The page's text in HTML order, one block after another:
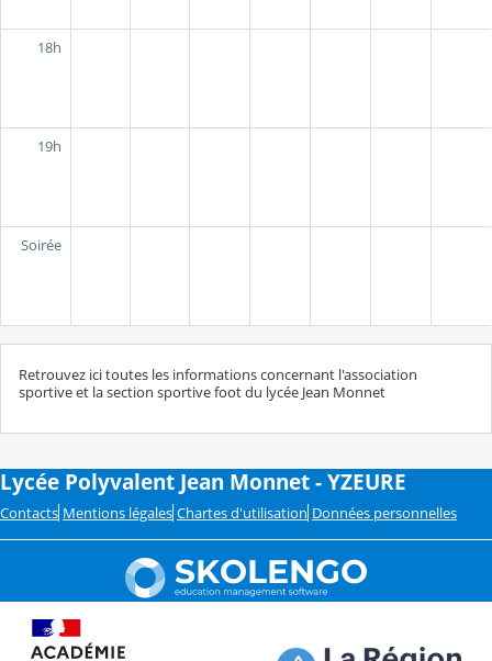
18h
19h
Soirée
Retrouvez ici toutes les informations concernant l'association
sportive et la section sportive foot du lycée Jean Monnet
Lycée Polyvalent Jean Monnet - YZEURE
Contacts Mentions légales Chartes d'utilisation Données personnelles